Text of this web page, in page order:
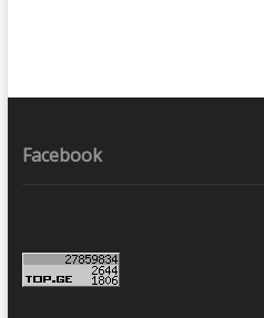
Facebook